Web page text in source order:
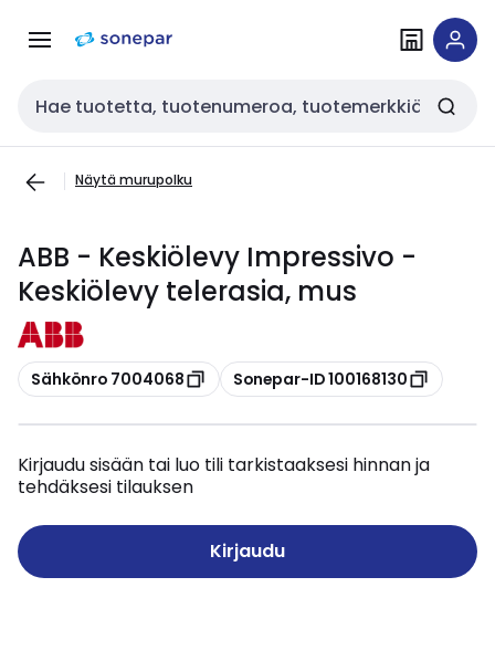
navigointiinsisältöön
Haku
Näytä murupolku
ABB - Keskiölevy Impressivo -
Keskiölevy telerasia, mus
Kopioi
Sähkönro 7004068 Kopioi
Sonepar-ID 100168130
Kirjaudu sisään tai luo tili tarkistaaksesi hinnan ja
tehdäksesi tilauksen
Kirjaudu